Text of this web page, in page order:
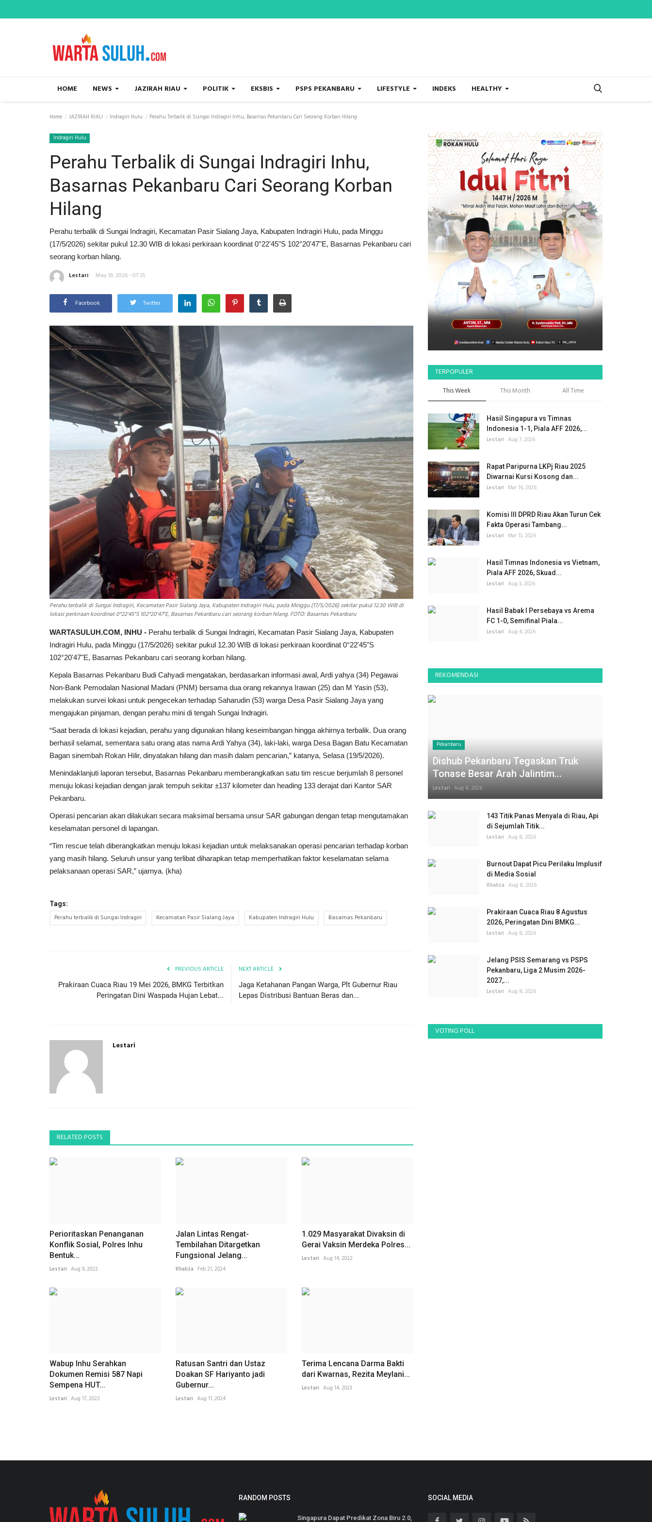
HOME NEWS JAZIRAH RIAU POLITIK EKSBIS PSPS PEKANBARU LIFESTYLE INDEKS HEALTHY
Home JAZIRAH RIAU Indragiri Hulu Perahu Terbalik di Sungai Indragiri Inhu, Basarnas Pekanbaru Cari Seorang Korban Hilang
Indragiri Hulu
Perahu Terbalik di Sungai Indragiri Inhu,
Basarnas Pekanbaru Cari Seorang Korban
Hilang
Perahu terbalik di Sungai Indragiri, Kecamatan Pasir Sialang Jaya, Kabupaten Indragiri Hulu, pada Minggu
(17/5/2026) sekitar pukul 12.30 WIB di lokasi perkiraan koordinat 0°22'45"S 102°20'47"E, Basarnas Pekanbaru cari
seorang korban hilang.
Lestari May 19, 2026 - 07:35
Facebook Twitter
Perahu terbalik di Sungai Indragiri, Kecamatan Pasir Sialang Jaya, Kabupaten Indragiri Hulu, pada Minggu (17/5/2026) sekitar pukul 12.30 WIB di
lokasi perkiraan koordinat 0°22'45"S 102°20'47"E, Basarnas Pekanbaru cari seorang korban hilang. FOTO: Basarnas Pekanbaru
WARTASULUH.COM, INHU - Perahu terbalik di Sungai Indragiri, Kecamatan Pasir Sialang Jaya, Kabupaten
Indragiri Hulu, pada Minggu (17/5/2026) sekitar pukul 12.30 WIB di lokasi perkiraan koordinat 0°22'45"S
102°20'47"E, Basarnas Pekanbaru cari seorang korban hilang.
Kepala Basarnas Pekanbaru Budi Cahyadi mengatakan, berdasarkan informasi awal, Ardi yahya (34) Pegawai
Non-Bank Pemodalan Nasional Madani (PNM) bersama dua orang rekannya Irawan (25) dan M Yasin (53),
melakukan survei lokasi untuk pengecekan terhadap Saharudin (53) warga Desa Pasir Sialang Jaya yang
mengajukan pinjaman, dengan perahu mini di tengah Sungai Indragiri.
“Saat berada di lokasi kejadian, perahu yang digunakan hilang keseimbangan hingga akhirnya terbalik. Dua orang
berhasil selamat, sementara satu orang atas nama Ardi Yahya (34), laki-laki, warga Desa Bagan Batu Kecamatan
Bagan sinembah Rokan Hilir, dinyatakan hilang dan masih dalam pencarian,” katanya, Selasa (19/5/2026).
Menindaklanjuti laporan tersebut, Basarnas Pekanbaru memberangkatkan satu tim rescue berjumlah 8 personel
menuju lokasi kejadian dengan jarak tempuh sekitar ±137 kilometer dan heading 133 derajat dari Kantor SAR
Pekanbaru.
Operasi pencarian akan dilakukan secara maksimal bersama unsur SAR gabungan dengan tetap mengutamakan
keselamatan personel di lapangan.
“Tim rescue telah diberangkatkan menuju lokasi kejadian untuk melaksanakan operasi pencarian terhadap korban
yang masih hilang. Seluruh unsur yang terlibat diharapkan tetap memperhatikan faktor keselamatan selama
pelaksanaan operasi SAR,” ujarnya. (kha)
Tags:
Perahu terbalik di Sungai Indragiri Kecamatan Pasir Sialang Jaya Kabupaten Indragiri Hulu Basarnas Pekanbaru
PREVIOUS ARTICLE
Prakiraan Cuaca Riau 19 Mei 2026, BMKG Terbitkan
Peringatan Dini Waspada Hujan Lebat...
NEXT ARTICLE
Jaga Ketahanan Pangan Warga, Plt Gubernur Riau
Lepas Distribusi Bantuan Beras dan...
Lestari
RELATED POSTS
Perioritaskan Penanganan
Konflik Sosial, Polres Inhu
Bentuk...
Lestari Aug 9, 2022
Jalan Lintas Rengat-
Tembilahan Ditargetkan
Fungsional Jelang...
Khaliza Feb 21, 2024
1.029 Masyarakat Divaksin di
Gerai Vaksin Merdeka Polres...
Lestari Aug 14, 2022
Wabup Inhu Serahkan
Dokumen Remisi 587 Napi
Sempena HUT...
Lestari Aug 17, 2022
Ratusan Santri dan Ustaz
Doakan SF Hariyanto jadi
Gubernur...
Lestari Aug 11, 2024
Terima Lencana Darma Bakti
dari Kwarnas, Rezita Meylani...
Lestari Aug 14, 2023
TERPOPULER
This Week This Month All Time
Hasil Singapura vs Timnas
Indonesia 1-1, Piala AFF 2026,...
Lestari Aug 7, 2026
Rapat Paripurna LKPj Riau 2025
Diwarnai Kursi Kosong dan...
Lestari Mar 16, 2026
Komisi III DPRD Riau Akan Turun Cek
Fakta Operasi Tambang...
Lestari Mar 13, 2026
Hasil Timnas Indonesia vs Vietnam,
Piala AFF 2026, Skuad...
Lestari Aug 3, 2026
Hasil Babak I Persebaya vs Arema
FC 1-0, Semifinal Piala...
Lestari Aug 4, 2026
REKOMENDASI
Pekanbaru
Dishub Pekanbaru Tegaskan Truk
Tonase Besar Arah Jalintim...
Lestari Aug 8, 2026
143 Titik Panas Menyala di Riau, Api
di Sejumlah Titik...
Lestari Aug 8, 2026
Burnout Dapat Picu Perilaku Implusif
di Media Sosial
Khaliza Aug 8, 2026
Prakiraan Cuaca Riau 8 Agustus
2026, Peringatan Dini BMKG...
Lestari Aug 8, 2026
Jelang PSIS Semarang vs PSPS
Pekanbaru, Liga 2 Musim 2026-
2027,...
Lestari Aug 8, 2026
VOTING POLL
RANDOM POSTS
Singapura Dapat Predikat Zona Biru 2.0,
SOCIAL MEDIA